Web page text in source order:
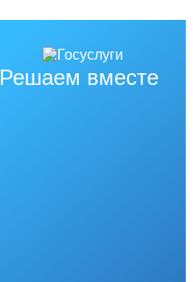
Решаем вместе